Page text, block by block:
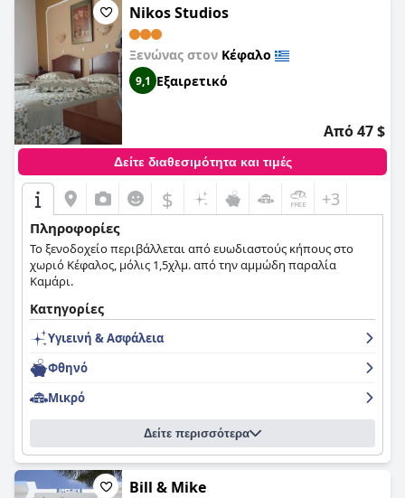
και τα κρεβάτια περιγράφονται ως καθαρά, μεγάλα και
εξαιρετικά άνετα, εξασφαλίζοντας έναν καλό ύπνο. Συνολικά,
το ξενοδοχείο Fourtounis είναι μια εξαιρετική επιλογή για
όσους αναζητούν μια καθαρή και άνετη διαμονή σε λογική
τιμή.
Nikos Studios
Ξενώνας στον Κέφαλο
9,1 Εξαιρετικό
Από 47 $
Δείτε διαθεσιμότητα και τιμές
$ +3
Πληροφορίες
Το ξενοδοχείο περιβάλλεται από ευωδιαστούς κήπους στο
χωριό Κέφαλος, μόλις 1,5χλμ. από την αμμώδη παραλία
Καμάρι.
Κατηγορίες
Υγιεινή & Ασφάλεια
Φθηνό
Μικρό
Δείτε περισσότερα
Bill & Mike